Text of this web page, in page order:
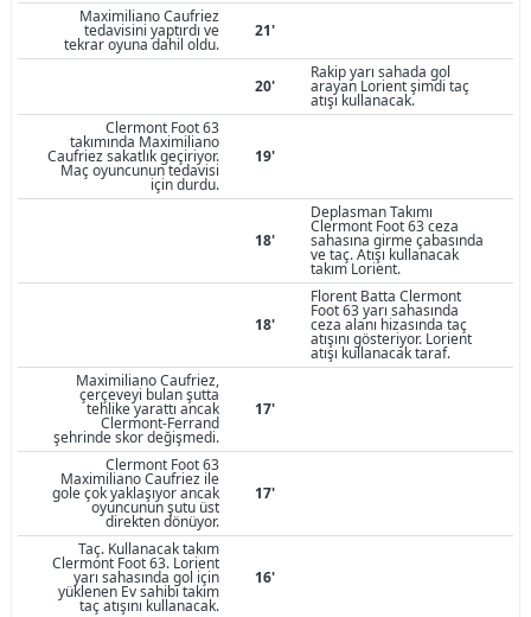
Maximiliano Caufriez
tedavisini yaptırdı ve
tekrar oyuna dahil oldu.
21'
20'
Rakip yarı sahada gol
arayan Lorient şimdi taç
atışı kullanacak.
Clermont Foot 63
takımında Maximiliano
Caufriez sakatlık geçiriyor.
Maç oyuncunun tedavisi
için durdu.
19'
18'
Deplasman Takımı
Clermont Foot 63 ceza
sahasına girme çabasında
ve taç. Atışı kullanacak
takım Lorient.
18'
Florent Batta Clermont
Foot 63 yarı sahasında
ceza alanı hizasında taç
atışını gösteriyor. Lorient
atışı kullanacak taraf.
Maximiliano Caufriez,
çerçeveyi bulan şutta
tehlike yarattı ancak
Clermont-Ferrand
şehrinde skor değişmedi.
17'
Clermont Foot 63
Maximiliano Caufriez ile
gole çok yaklaşıyor ancak
oyuncunun şutu üst
direkten dönüyor.
17'
Taç. Kullanacak takım
Clermont Foot 63. Lorient
yarı sahasında gol için
yüklenen Ev sahibi takım
taç atışını kullanacak.
16'